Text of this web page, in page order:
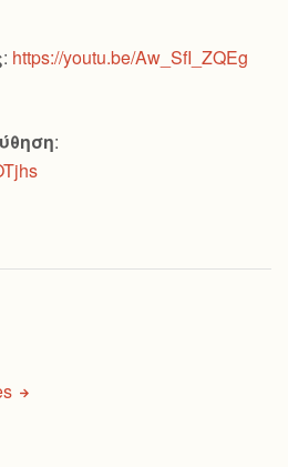
: https://youtu.be/Aw_SfI_ZQEg
: